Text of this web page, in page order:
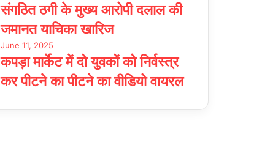
संगठित ठगी के मुख्य आरोपी दलाल की
जमानत याचिका खारिज
June 11, 2025
कपड़ा मार्केट में दो युवकों को निर्वस्त्र
कर पीटने का पीटने का वीडियो वायरल